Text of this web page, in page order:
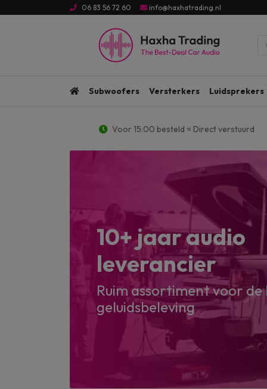
06 83 56 72 60 info@haxhatrading.nl
Subwoofers Versterkers Luidsprekers
Voor 15:00 besteld = Direct verstuurd
10+ jaar audio
leverancier
Ruim assortiment voor de
geluidsbeleving